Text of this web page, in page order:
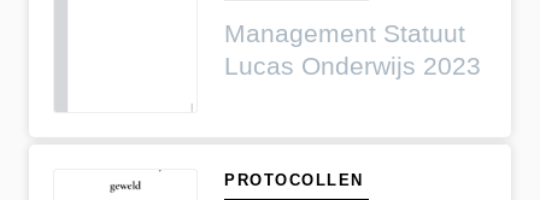
Management Statuut
Lucas Onderwijs 2023
PROTOCOLLEN